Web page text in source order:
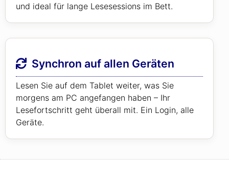
und ideal für lange Lesesessions im Bett.
Synchron auf allen Geräten
Lesen Sie auf dem Tablet weiter, was Sie
morgens am PC angefangen haben – Ihr
Lesefortschritt geht überall mit. Ein Login, alle
Geräte.